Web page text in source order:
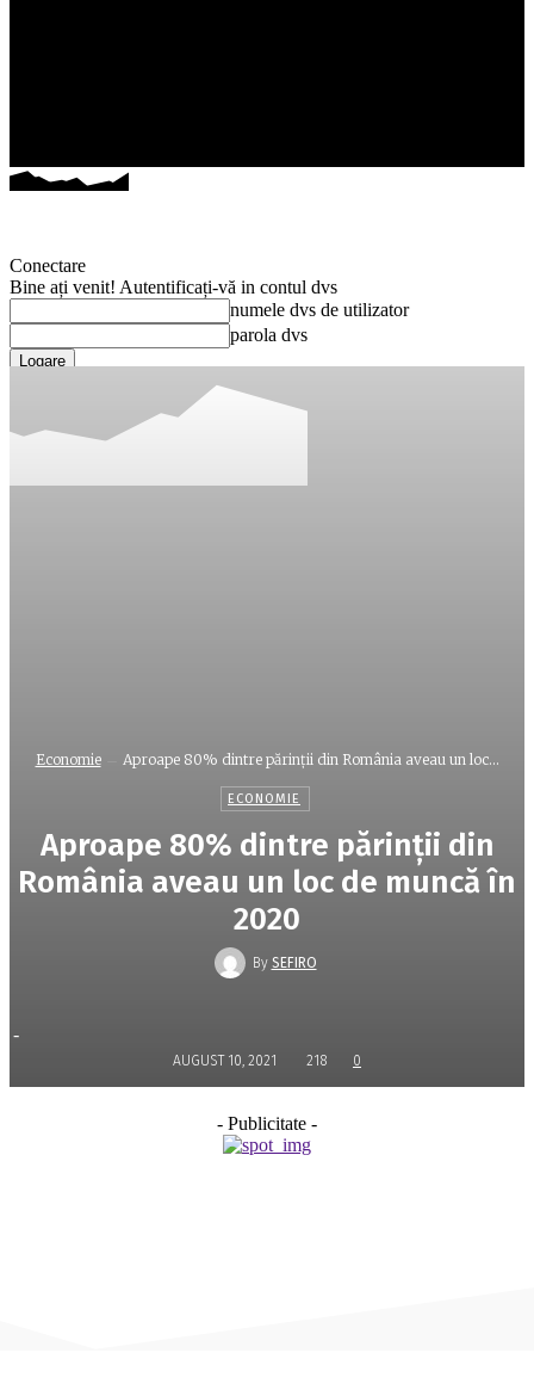
Conectare
Bine ați venit! Autentificați-vă in contul dvs
numele dvs de utilizator
parola dvs
Ați uitat parola? obține ajutor
Recuperați-vă parola
Economie Aproape 80% dintre părinţii din România aveau un loc...
ECONOMIE
Aproape 80% dintre părinţii din
România aveau un loc de muncă în
2020
By SEFIRO
-
AUGUST 10, 2021 218 0
- Publicitate -